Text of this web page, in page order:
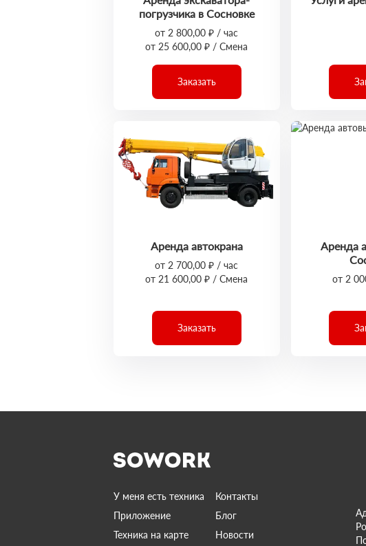
погрузчика в Сосновке
от 2 800,00 ₽ / час
от 25 600,00 ₽ / Смена
Заказать
Аренда автокрана
от 2 700,00 ₽ / час
от 21 600,00 ₽ / Смена
Заказать
Аренда
от 2
У меня есть техника
Контакты
Приложение
Блог
Техника на карте
Новости